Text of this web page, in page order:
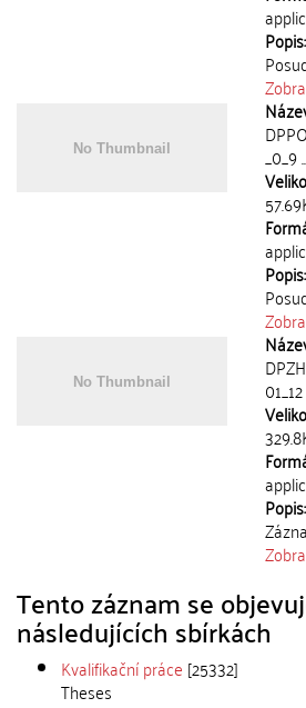
Popis:
_0_9
Popis:
01_12
Popis:
Tento záznam se
následujících sbírkách
Kvalifikační práce [25332]
Theses